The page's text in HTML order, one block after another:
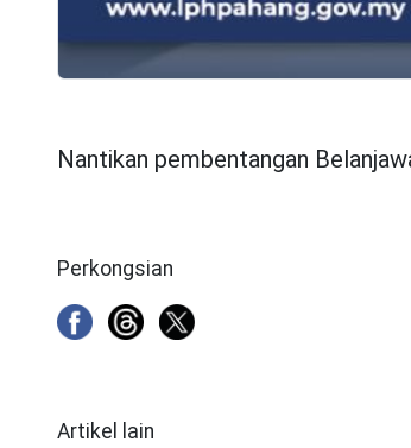
Nantikan pembentangan
Perkongsian
Artikel lain